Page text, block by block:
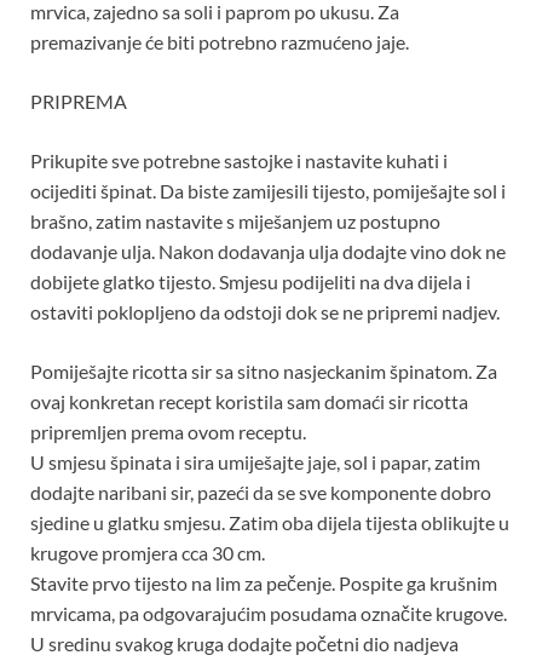
mrvica, zajedno sa soli i paprom po ukusu. Za
premazivanje će biti potrebno razmućeno jaje.
PRIPREMA
Prikupite sve potrebne sastojke i nastavite kuhati i
ocijediti špinat. Da biste zamijesili tijesto, pomiješajte sol i
brašno, zatim nastavite s miješanjem uz postupno
dodavanje ulja. Nakon dodavanja ulja dodajte vino dok ne
dobijete glatko tijesto. Smjesu podijeliti na dva dijela i
ostaviti poklopljeno da odstoji dok se ne pripremi nadjev.
Pomiješajte ricotta sir sa sitno nasjeckanim špinatom. Za
ovaj konkretan recept koristila sam domaći sir ricotta
pripremljen prema ovom receptu.
U smjesu špinata i sira umiješajte jaje, sol i papar, zatim
dodajte naribani sir, pazeći da se sve komponente dobro
sjedine u glatku smjesu. Zatim oba dijela tijesta oblikujte u
krugove promjera cca 30 cm.
Stavite prvo tijesto na lim za pečenje. Pospite ga krušnim
mrvicama, pa odgovarajućim posudama označite krugove.
U sredinu svakog kruga dodajte početni dio nadjeva